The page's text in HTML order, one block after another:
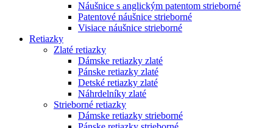
Náušnice s anglickým patentom strieborné
Patentové náušnice strieborné
Visiace náušnice strieborné
Retiazky
Zlaté retiazky
Dámske retiazky zlaté
Pánske retiazky zlaté
Detské retiazky zlaté
Náhrdelníky zlaté
Strieborné retiazky
Dámske retiazky strieborné